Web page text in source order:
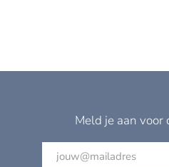
Meld je aan voor